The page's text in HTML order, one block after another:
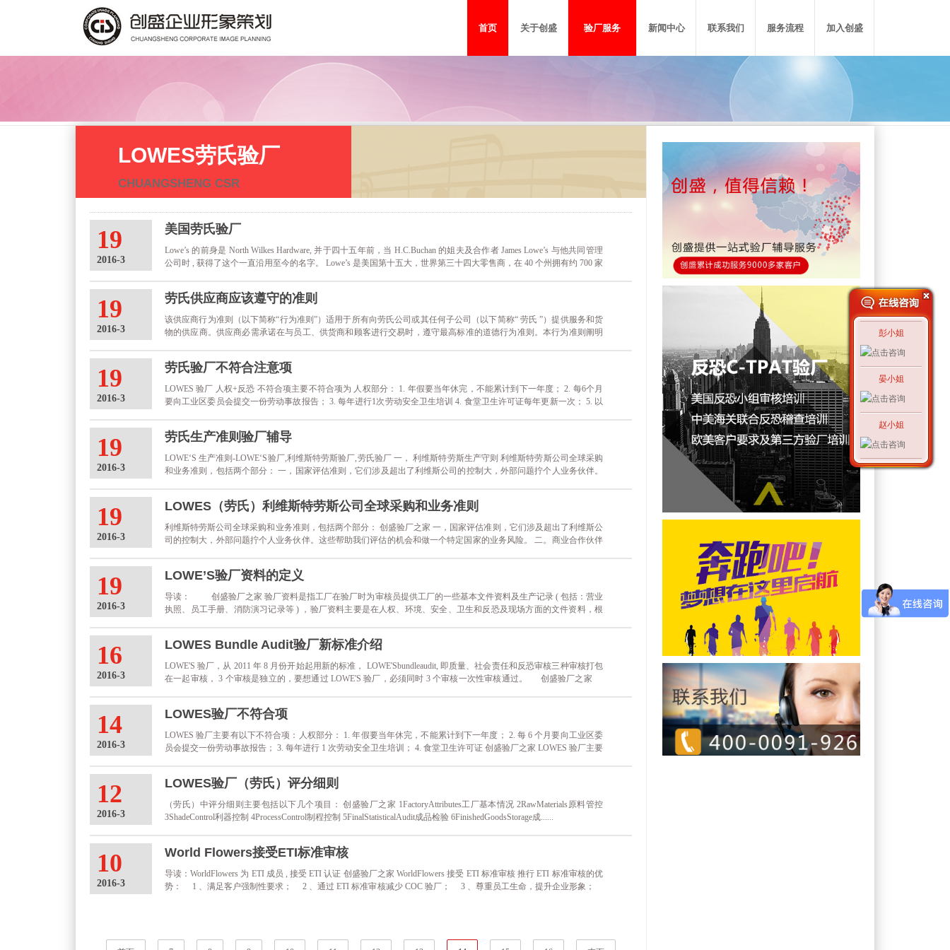
首页 关于创盛 验厂服务 新闻中心 联系我们 服务流程 加入创盛
BSCI验厂 Sedex验厂 沃尔玛验厂 迪士尼验厂 ECII验厂 反恐验厂 质量验厂
FSC森林认证 SQP质量认证 GMP化妆品认证 HACCP食品认证
创盛动态 验厂头条
广东总部 浙江分公司 福建分公司 山东分公司
LOWES劳氏验厂
CHUANGSHENG CSR
19
2016-3
美国劳氏验厂
Lowe’s 的前身是 North Wilkes Hardware, 并于四十五年前，当 H.C.Buchan 的姐夫及合作者 James Lowe’s 与他共同管理
公司时 , 获得了这个一直沿用至今的名字。 Lowe’s 是美国第十五大，世界第三十四大零售商，在 40 个州拥有约 700 家
19
2016-3
劳氏供应商应该遵守的准则
该供应商行为准则（以下简称“行为准则”）适用于所有向劳氏公司或其任何子公司（以下简称“ 劳氏 ”）提供服务和货
物的供应商。供应商必需承诺在与员工、供货商和顾客进行交易时，遵守最高标准的道德行为准则。本行为准则阐明
19
2016-3
劳氏验厂不符合注意项
LOWES 验厂 人权+反恐 不符合项主要不符合项为 人权部分： 1. 年假要当年休完，不能累计到下一年度； 2. 每6个月
要向工业区委员会提交一份劳动事故报告； 3. 每年进行1次劳动安全卫生培训 4. 食堂卫生许可证每年更新一次； 5. 以
19
2016-3
劳氏生产准则验厂辅导
LOWE‘S 生产准则-LOWE‘S验厂,利维斯特劳斯验厂,劳氏验厂 一， 利维斯特劳斯生产守则 利维斯特劳斯公司全球采购
和业务准则，包括两个部分： 一，国家评估准则，它们涉及超出了利维斯公司的控制大，外部问题拧个人业务伙伴。
19
2016-3
LOWES（劳氏）利维斯特劳斯公司全球采购和业务准则
利维斯特劳斯公司全球采购和业务准则，包括两个部分： 创盛验厂之家 一，国家评估准则，它们涉及超出了利维斯公
司的控制大，外部问题拧个人业务伙伴。这些帮助我们评估的机会和做一个特定国家的业务风险。 二。商业合作伙伴
19
2016-3
LOWE’S验厂资料的定义
导读： 创盛验厂之家 验厂资料是指工厂在验厂时为审核员提供工厂的一些基本文件资料及生产记录 ( 包括：营业
执照、员工手册、消防演习记录等 ) ，验厂资料主要是在人权、环境、安全、卫生和反恐及现场方面的文件资料，根
16
2016-3
LOWES Bundle Audit验厂新标准介绍
LOWE'S 验厂，从 2011 年 8 月份开始起用新的标准， LOWE'Sbundleaudit, 即质量、社会责任和反恐审核三种审核打包
在一起审核， 3 个审核是独立的，要想通过 LOWE'S 验厂，必须同时 3 个审核一次性审核通过。 创盛验厂之家
14
2016-3
LOWES验厂不符合项
LOWES 验厂主要有以下不符合项：人权部分： 1. 年假要当年休完，不能累计到下一年度； 2. 每 6 个月要向工业区委
员会提交一份劳动事故报告； 3. 每年进行 1 次劳动安全卫生培训； 4. 食堂卫生许可证 创盛验厂之家 LOWES 验厂主要
12
2016-3
LOWES验厂（劳氏）评分细则
（劳氏）中评分细则主要包括以下几个项目： 创盛验厂之家 1FactoryAttributes工厂基本情况 2RawMaterials原料管控
3ShadeControl利器控制 4ProcessControl制程控制 5FinalStatisticalAudit成品检验 6FinishedGoodsStorage成......
10
2016-3
World Flowers接受ETI标准审核
导读：WorldFlowers 为 ETI 成员 , 接受 ETI 认证 创盛验厂之家 WorldFlowers 接受 ETI 标准审核 推行 ETI 标准审核的优
势： 1 、满足客户强制性要求； 2 、通过 ETI 标准审核减少 COC 验厂； 3 、尊重员工生命，提升企业形象；
彭小姐
晏小姐
赵小姐